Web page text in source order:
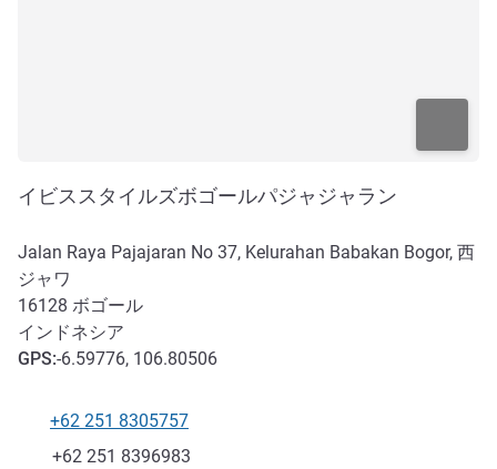
イビススタイルズボゴールパジャジャラン
Jalan Raya Pajajaran No 37, Kelurahan Babakan Bogor, 西
ジャワ
16128 ボゴール
インドネシア
GPS:-6.59776, 106.80506
電話番号
+62 251 8305757
ファックス
+62 251 8396983